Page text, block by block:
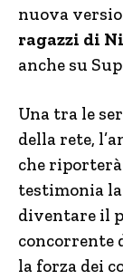
nuova
ragazzi di
anche su
Una tra le
della rete,
che
testimonia
diventare il
concorrente
la forza dei